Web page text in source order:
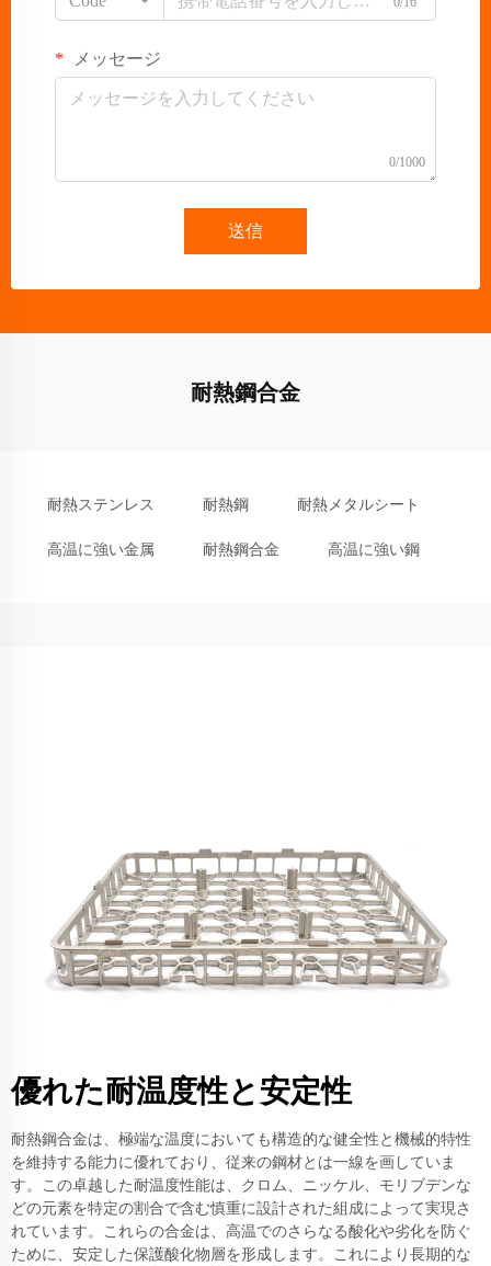
メッセージ
0/1000
送信
耐熱鋼合金
耐熱ステンレス 耐熱鋼 耐熱メタルシート
高温に強い金属 耐熱鋼合金 高温に強い鋼
優れた耐温度性と安定性
耐熱鋼合金は、極端な温度においても構造的な健全性と機械的特性
を維持する能力に優れており、従来の鋼材とは一線を画していま
す。この卓越した耐温度性能は、クロム、ニッケル、モリブデンな
どの元素を特定の割合で含む慎重に設計された組成によって実現さ
れています。これらの合金は、高温でのさらなる酸化や劣化を防ぐ
ために、安定した保護酸化物層を形成します。これにより長期的な